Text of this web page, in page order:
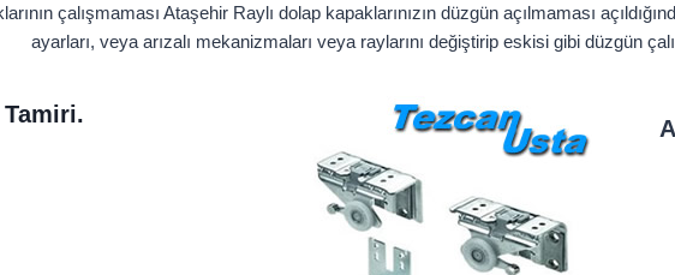
çalışmaması Ataşehir Raylı dolap kapaklarınızın düzgün açılmaması
ayarları, veya arızalı mekanizmaları veya raylarını değiştirip eskisi gibi düzgün
Tamiri.